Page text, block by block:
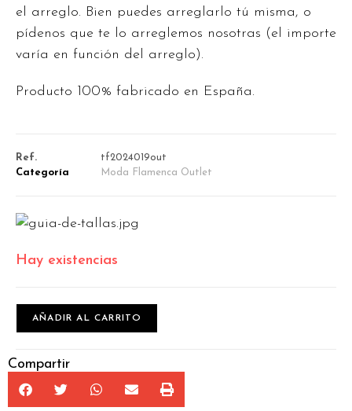
el arreglo. Bien puedes arreglarlo tú misma, o
pídenos que te lo arreglemos nosotras (el importe
varía en función del arreglo).
Producto 100% fabricado en España.
Ref.
tf2024019out
Categoría
Moda Flamenca Outlet
Hay existencias
AÑADIR AL CARRITO
Compartir